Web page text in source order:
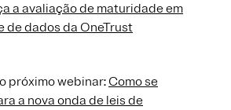
a avaliação de maturidade em
de dados da OneTrust
próximo webinar: Como se
a nova onda de leis de